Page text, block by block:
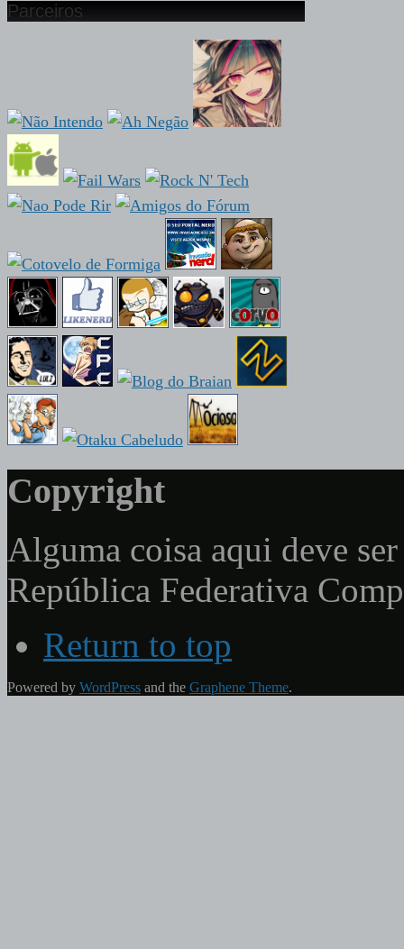
Parceiros
Copyright
Alguma coisa aqui deve
República Federativa
Return to top
Powered by WordPress and the Graphene Theme.